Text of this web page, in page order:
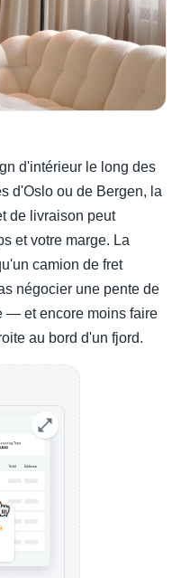
d'intérieur le long des
d'Oslo ou de Bergen, la
de livraison peut
et votre marge. La
camion de fret
négocier une pente de
— et encore moins faire
au bord d'un fjord.